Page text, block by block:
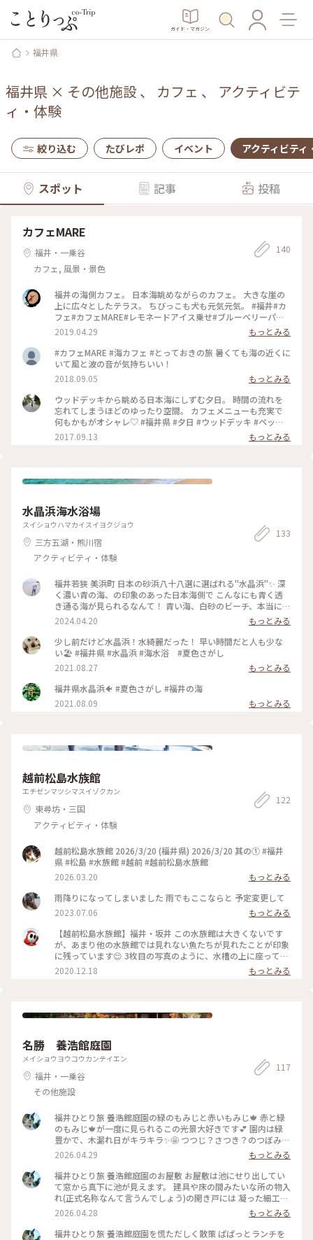
ガイド・マガジン
福井県
福井県 × その他施設、 カフェ 、 アクティビテ
ィ・体験
絞り込む たびレポ イベント アクティビティ
スポット 記事 投稿
カフェMARE
福井・一乗谷
カフェ, 風景・景色
140
福井の海側カフェ。 日本海眺めながらのカフェ。 大きな崖の
上に広々としたテラス。 ちびっこも犬も元気元気。 #福井#カ
フェ#カフェMARE#レモネードアイス乗せ#ブルーベリーパイ#
別腹なし
2019.04.29
もっとみる
#カフェMARE #海カフェ #とっておきの旅 暑くても海の近くに
いて風と波の音が気持ちいい！
2018.09.05
もっとみる
ウッドデッキから眺める日本海にしずむ夕日。 時間の流れを
忘れてしまうほどのゆったり空間。 カフェメニューも充実で
何もかもがオシャレ♡ #福井県 #夕日 #ウッドデッキ #ペット
OK #カフェ #日本海
2017.09.13 もっとみる
水晶浜海水浴場
スイショウハマカイスイヨクジョウ
三方五湖・熊川宿
アクティビティ・体験
133
福井若狭 美浜町 日本の砂浜八十八選に選ばれる"水晶浜"✨ 深
く濃い青の海、の印象のあった日本海側で こんなにも青く透
き通る海が見られるなんて！ 青い海、白砂のビーチ、本当に南
国のよう✨ 到着するやいなや 「わーい！」と駆け出しました
笑 海に入れる季節が待ち遠しいです #水晶浜 #福井旅 #福井
さんぽ#若狭 #福井県美浜町 #海 #白砂ビーチ #春色さがし #電
車旅
2024.04.20
もっとみる
少し前だけど水晶浜！水綺麗だった！ 早い時間だと人も少な
い🏖 #福井県 #水晶浜 #海水浴 #夏色さがし
2021.08.27
もっとみる
福井県水晶浜🐠 #夏色さがし #福井の海
2021.08.09
もっとみる
越前松島水族館
エチゼンマツシマスイゾクカン
東尋坊・三国
アクティビティ・体験
122
越前松島水族館 2026/3/20 (福井県) 2026/3/20 其の① #福井
県 #松島 #水族館 #越前 #越前松島水族館
2026.03.20
もっとみる
雨降りになってしまいました 雨でもここならと 予定変更して
2023.07.06
もっとみる
【越前松島水族館】福井・坂井 この水族館は大きくないです
が、あまり他の水族館では見れない魚たちが見れたことが印象
に残っています😌 3枚目の写真のように、水槽の上に座って魚
を見れるような独特な展示方法もあるので、福井に行った際に
は是非立ち寄ってみてください！
2020.12.18 もっとみる
名勝 養浩館庭園
メイショウヨウコウカンテイエン
福井・一乗谷
その他施設
117
福井ひとり旅 養浩館庭園の緑のもみじと赤いもみじ🍁 赤と緑
のもみじ🍁が一度に見られるこの光景大好きです💕 園内は緑
豊かで、木漏れ日がキラキラ✨🤩 つつじ？さつき？のつぼみ
が‼️🌸 満開になるときれいだろうなと想像しました🌸 アセビ？
でよいのでしょうか？ 白い小さな壺のような花がたくさん！
可愛かったです🌸 時間がなくて慌ただしい散策になってしま
いましたが 来て良かったです💕 養浩館庭園は早朝の無料開園
4/1〜9/30=午前5:30〜8:45 9/1〜10/31=午前6:00〜8:45 東門
のみの開門 建物内の立ち入りはできなくて 庭園のみの散策と
なるそうです。 #福井県 #福井市 #養浩館庭園 #日本庭園 #もみ
じ #紅葉 #アセビ #ひとり旅 #みけちゃみの47都道府県制覇
2026.04.29
もっとみる
福井ひとり旅 養浩館庭園のお屋敷 お屋敷は池にせり出してい
て窓から真下に池が見えます。 建具や床の間みたいな所の物入
れ(正式名称なんて言うんでしょう)の開き戸には 凝った細工が
ありました。 蒸し風呂もあって、これと全く同じのどっかで見
たなと 思ったら名古屋城の本丸御殿でした。 #福井市 #福井県
#養浩館庭園 #日本庭園 #ひとり旅 #みけちゃみの47都道府
2026.04.28
もっとみる
福井ひとり旅 養浩館庭園を慌ただしく散策 ぱぱっとランチを